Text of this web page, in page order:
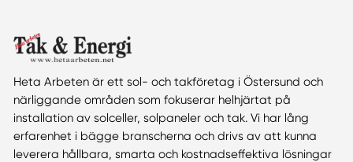
Heta Arbeten är ett sol- och takföretag i Östersund och
närliggande områden som fokuserar helhjärtat på
installation av solceller, solpaneler och tak. Vi har lång
erfarenhet i bägge branscherna och drivs av att kunna
leverera hållbara, smarta och kostnadseffektiva lösningar